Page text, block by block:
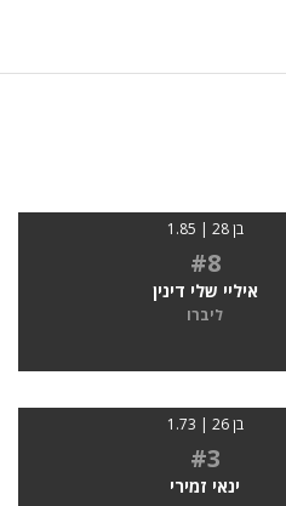
בן 28 | 1.85
#8
איליי שלי דינין
ליברו
בן 26 | 1.73
#3
ינאי זמירי